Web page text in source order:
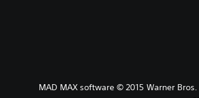
MAD MAX software © 2015 Warner